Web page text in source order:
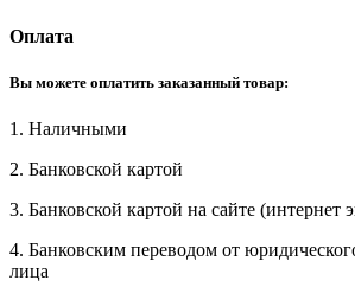
Оплата
Вы можете оплатить заказанный товар:
1. Наличными
2. Банковской картой
3. Банковской картой на сайте (интернет
4. Банковским переводом от
лица